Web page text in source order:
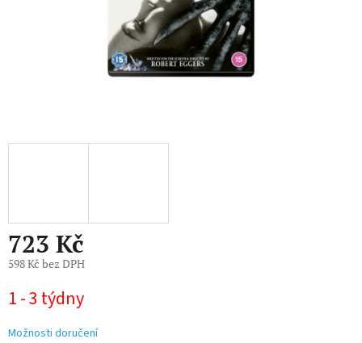
723 Kč
598 Kč bez DPH
cena:
1 - 3 týdny
Možnosti doručení